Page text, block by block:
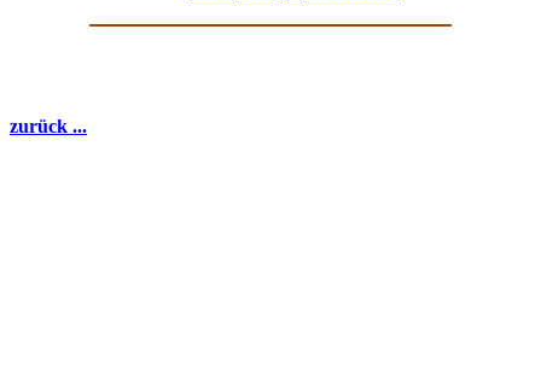
zurück ...